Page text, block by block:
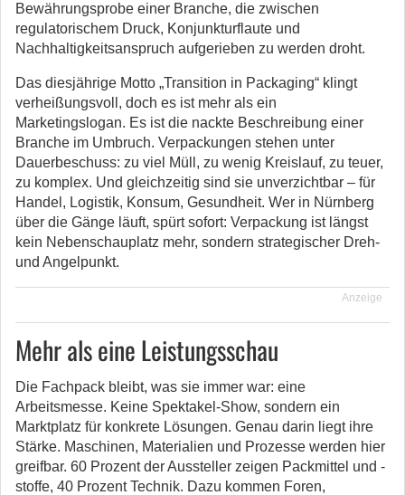
Bewährungsprobe einer Branche, die zwischen
regulatorischem Druck, Konjunkturflaute und
Nachhaltigkeitsanspruch aufgerieben zu werden droht.
Das diesjährige Motto „Transition in Packaging“ klingt
verheißungsvoll, doch es ist mehr als ein
Marketingslogan. Es ist die nackte Beschreibung einer
Branche im Umbruch. Verpackungen stehen unter
Dauerbeschuss: zu viel Müll, zu wenig Kreislauf, zu teuer,
zu komplex. Und gleichzeitig sind sie unverzichtbar – für
Handel, Logistik, Konsum, Gesundheit. Wer in Nürnberg
über die Gänge läuft, spürt sofort: Verpackung ist längst
kein Nebenschauplatz mehr, sondern strategischer Dreh-
und Angelpunkt.
Anzeige
Mehr als eine Leistungsschau
Die Fachpack bleibt, was sie immer war: eine
Arbeitsmesse. Keine Spektakel-Show, sondern ein
Marktplatz für konkrete Lösungen. Genau darin liegt ihre
Stärke. Maschinen, Materialien und Prozesse werden hier
greifbar. 60 Prozent der Aussteller zeigen Packmittel und -
stoffe, 40 Prozent Technik. Dazu kommen Foren,